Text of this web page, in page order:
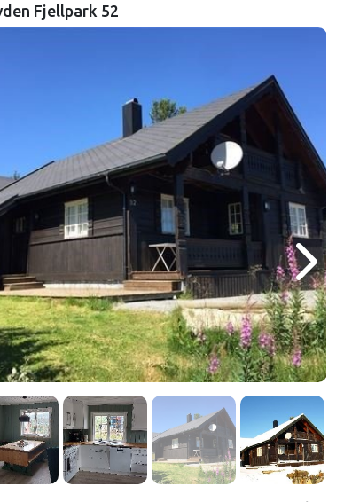
Fjellpark 52